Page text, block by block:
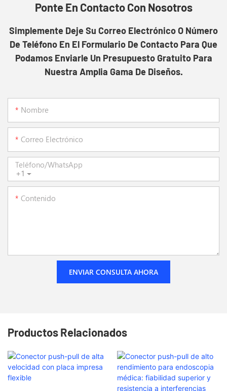
Ponte En Contacto Con Nosotros
Simplemente Deje Su Correo Electrónico O Número
De Teléfono En El Formulario De Contacto Para Que
Podamos Enviarle Un Presupuesto Gratuito Para
Nuestra Amplia Gama De Diseños.
Nombre
Correo Electrónico
+1
Teléfono/WhatsApp
Contenido
ENVIAR CONSULTA AHORA
Productos Relacionados